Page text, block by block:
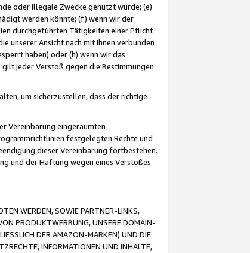
oder illegale Zwecke genutzt wurde; (e)
werden könnte; (f) wenn wir der
durchgeführten Tätigkeiten einer Pflicht
unserer Ansicht nach mit Ihnen verbunden
haben) oder (h) wenn wir das
jeder Verstoß gegen die Bestimmungen
um sicherzustellen, dass der richtige
Vereinbarung eingeräumten
festgelegten Rechte und
dieser Vereinbarung fortbestehen.
und der Haftung wegen eines Verstoßes
WERDEN, SOWIE PARTNER-LINKS,
PRODUKTWERBUNG, UNSERE DOMAIN-
DER AMAZON-MARKEN) UND DIE
INFORMATIONEN UND INHALTE,